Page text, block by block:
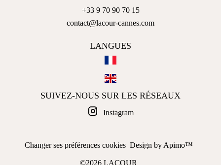
+33 9 70 90 70 15
contact@lacour-cannes.com
LANGUES
SUIVEZ-NOUS SUR LES RÉSEAUX
Instagram
Changer ses préférences cookies Design by Apimo™
©2026 LACOUR